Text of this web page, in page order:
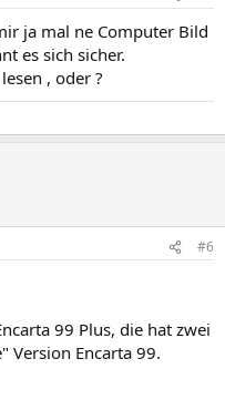
ja mal ne Computer Bild
es sich sicher.
, oder ?
#6
99 Plus, die hat zwei
Version Encarta 99.